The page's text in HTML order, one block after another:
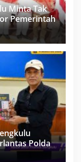
Minta Tak
Pemerintah
Polda